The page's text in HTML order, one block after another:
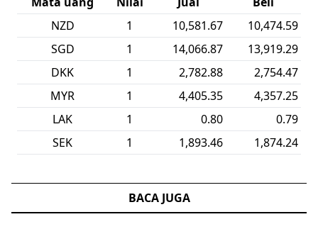
NZD
1 10,581.67
10,474.59
SGD
1 14,066.87
13,919.29
DKK
1 2,782.88
2,754.47
MYR
1 4,405.35
4,357.25
LAK
1 0.80
0.79
SEK
1 1,893.46 1,874.24
BACA JUGA